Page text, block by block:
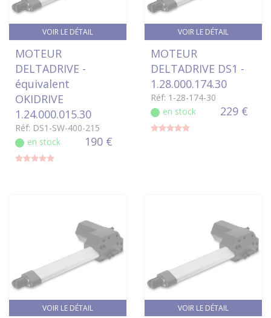
VOIR LE DÉTAIL
MOTEUR
DELTADRIVE -
équivalent
OKIDRIVE
1.24.000.015.30
Réf: DS1-SW-400-215
en stock
190 €
VOIR LE DÉTAIL
MOTEUR
DELTADRIVE DS1 -
1.28.000.174.30
Réf: 1-28-174-30
en stock
229 €
VOIR LE DÉTAIL VOIR LE DÉTAIL